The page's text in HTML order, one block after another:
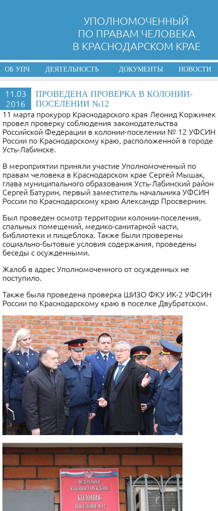
УПОЛНОМОЧЕННЫЙ
ПО ПРАВАМ ЧЕЛОВЕКА
В КРАСНОДАРСКОМ КРАЕ
ОБ УПЧ ДЕЯТЕЛЬНОСТЬ ДОКУМЕНТЫ НОВОСТИ
11.03
2016
ПРОВЕДЕНА ПРОВЕРКА В КОЛОНИИ-
ПОСЕЛЕНИИ №12
11 марта прокурор Краснодарского края Леонид Коржинек
провел проверку соблюдения законодательства
Российской Федерации в колонии-поселении № 12 УФСИН
России по Краснодарскому краю, расположенной в городе
Усть-Лабинске.
В мероприятии приняли участие Уполномоченный по
правам человека в Краснодарском крае Сергей Мышак,
глава муниципального образования Усть-Лабинский район
Сергей Батурин, первый заместитель начальника УФСИН
России по Краснодарскому краю Александр Просвернин.
Был проведен осмотр территории колонии-поселения,
спальных помещений, медико-санитарной части,
библиотеки и пищеблока. Также были проверены
социально-бытовые условия содержания, проведены
беседы с осужденными.
Жалоб в адрес Уполномоченного от осужденных не
поступило.
Также была проведена проверка ШИЗО ФКУ ИК-2 УФСИН
России по Краснодарскому краю в поселке Двубратском.